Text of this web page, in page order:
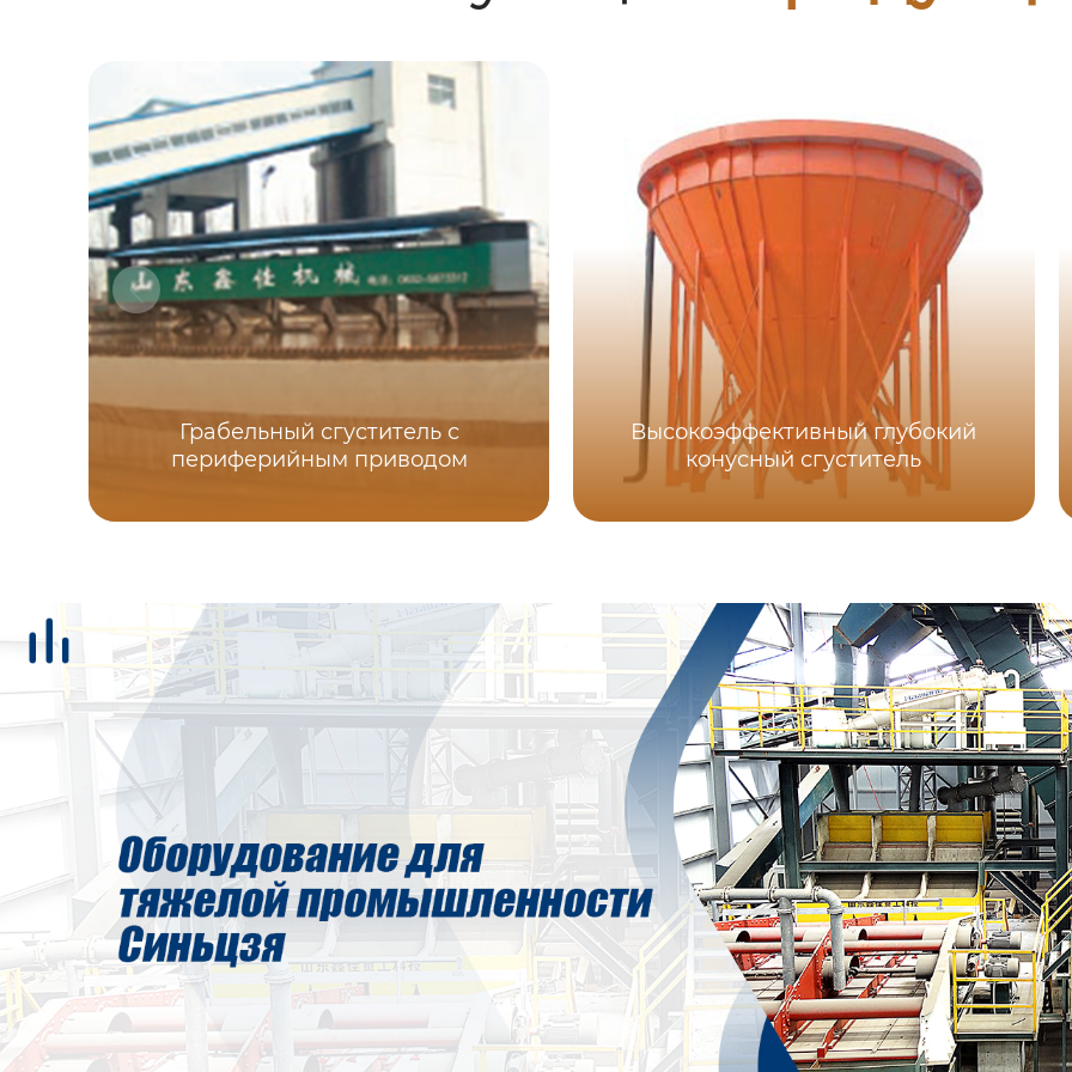
Грабельный сгуститель с
периферийным приводом
Высокоэффективный глубокий
конусный сгуститель